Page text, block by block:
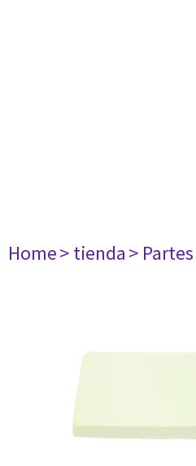
Home> tienda> Partes